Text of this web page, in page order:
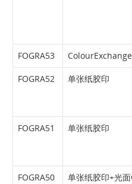
FOGRA53 ColourExchange
FOGRA52 单张纸胶印
FOGRA51 单张纸胶印
FOGRA50 单张纸胶印+光面